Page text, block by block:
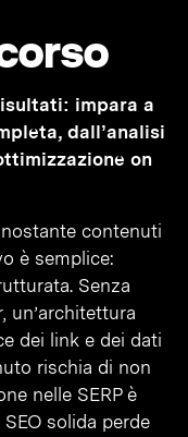
impara a
dall’analisi
on
contenuti
è semplice:
Senza
un’architettura
dei link e dei dati
rischia di non
nelle SERP è
solida perde